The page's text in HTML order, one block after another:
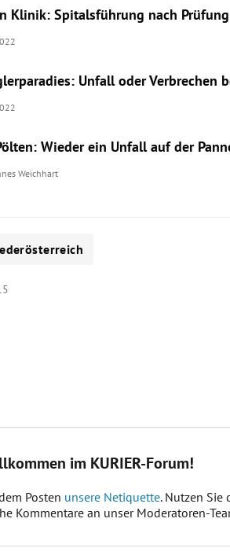
Klinik: Spitalsführung nach
Unfall oder Verbrechen
Wieder ein Unfall auf der
Weichhart